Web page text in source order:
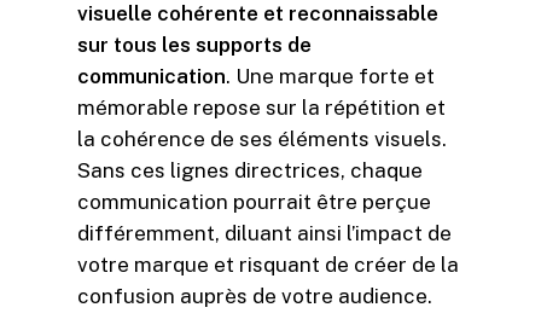
visuelle cohérente et reconnaissable
sur tous les supports de
communication. Une marque forte et
mémorable repose sur la répétition et
la cohérence de ses éléments visuels.
Sans ces lignes directrices, chaque
communication pourrait être perçue
différemment, diluant ainsi l’impact de
votre marque et risquant de créer de la
confusion auprès de votre audience.